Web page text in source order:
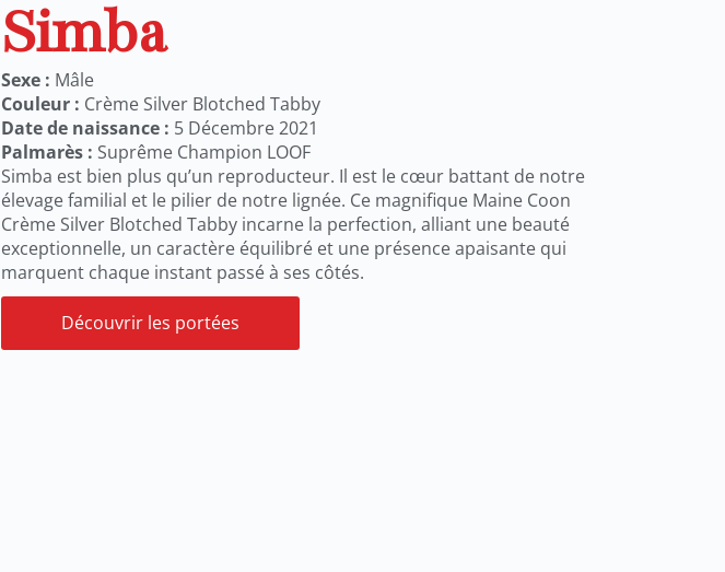
Simba
Sexe : Mâle
Couleur : Crème Silver Blotched Tabby
Date de naissance : 5 Décembre 2021
Palmarès : Suprême Champion LOOF
Simba est bien plus qu’un reproducteur. Il est le cœur battant de notre
élevage familial et le pilier de notre lignée. Ce magnifique Maine Coon
Crème Silver Blotched Tabby incarne la perfection, alliant une beauté
exceptionnelle, un caractère équilibré et une présence apaisante qui
marquent chaque instant passé à ses côtés.
Découvrir les portées